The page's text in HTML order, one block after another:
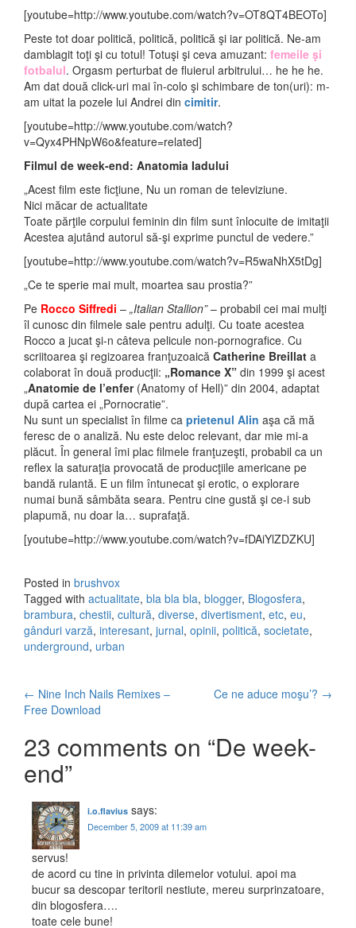
[youtube=http://www.youtube.com/watch?v=OT8QT4BEOTo]
Peste tot doar politică, politică, politică şi iar politică. Ne-am
damblagit toţi şi cu totul! Totuşi şi ceva amuzant: femeile şi
fotbalul. Orgasm perturbat de fluierul arbitrului… he he he.
Am dat două click-uri mai în-colo şi schimbare de ton(uri): m-
am uitat la pozele lui Andrei din cimitir.
[youtube=http://www.youtube.com/watch?
v=Qyx4PHNpW6o&feature=related]
Filmul de week-end: Anatomia Iadului
„Acest film este ficţiune, Nu un roman de televiziune.
Nici măcar de actualitate
Toate părţile corpului feminin din film sunt înlocuite de imitaţii
Acestea ajutând autorul să-şi exprime punctul de vedere.”
[youtube=http://www.youtube.com/watch?v=R5waNhX5tDg]
„Ce te sperie mai mult, moartea sau prostia?”
Pe Rocco Siffredi – „Italian Stallion”– probabil cei mai mulţi
îl cunosc din filmele sale pentru adulţi. Cu toate acestea
Rocco a jucat şi-n câteva pelicule non-pornografice. Cu
scriitoarea şi regizoarea franţuzoaică Catherine Breillat a
colaborat în două producţii: „Romance X” din 1999 şi acest
„Anatomie de l’enfer(Anatomy of Hell)” din 2004, adaptat
după cartea ei „Pornocratie”.
Nu sunt un specialist în filme ca prietenul Alin aşa că mă
feresc de o analiză. Nu este deloc relevant, dar mie mi-a
plăcut. În general îmi plac filmele franţuzeşti, probabil ca un
reflex la saturaţia provocată de producţiile americane pe
bandă rulantă. E un film întunecat şi erotic, o explorare
numai bună sâmbăta seara. Pentru cine gustă şi ce-i sub
plapumă, nu doar la… suprafaţă.
[youtube=http://www.youtube.com/watch?v=fDAiYlZDZKU]
Posted in brushvox
Tagged with actualitate, bla bla bla, blogger, Blogosfera,
brambura, chestii, cultură, diverse, divertisment, etc, eu,
gânduri varză, interesant, jurnal, opinii, politică, societate,
underground, urban
Post navigation
← Nine Inch Nails Remixes –
Free Download
Ce ne aduce moşu’? →
23 comments on “De week-
end”
i.o.flavius says:
December 5, 2009 at 11:39 am
servus!
de acord cu tine in privinta dilemelor votului. apoi ma
bucur sa descopar teritorii nestiute, mereu surprinzatoare,
din blogosfera….
toate cele bune!